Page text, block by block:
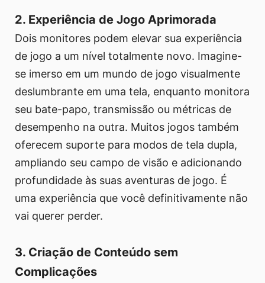
2. Experiência de Jogo Aprimorada
Dois monitores podem elevar sua experiência
de jogo a um nível totalmente novo. Imagine-
se imerso em um mundo de jogo visualmente
deslumbrante em uma tela, enquanto monitora
seu bate-papo, transmissão ou métricas de
desempenho na outra. Muitos jogos também
oferecem suporte para modos de tela dupla,
ampliando seu campo de visão e adicionando
profundidade às suas aventuras de jogo. É
uma experiência que você definitivamente não
vai querer perder.
3. Criação de Conteúdo sem
Complicações